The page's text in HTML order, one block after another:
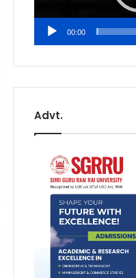
00:00
Advt.